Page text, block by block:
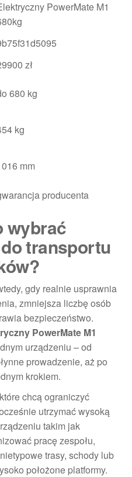
PowerMate M1
zł
680 kg
kg
mm
producenta
wybrać
transportu
gdy realnie usprawnia
zmniejsza liczbę osób
bezpieczeństwo.
PowerMate M1
urządzeniu – od
prowadzenie, aż po
krokiem.
chcą ograniczyć
utrzymać wysoką
takim jak
pracę zespołu,
trasy, schody lub
położone platformy.